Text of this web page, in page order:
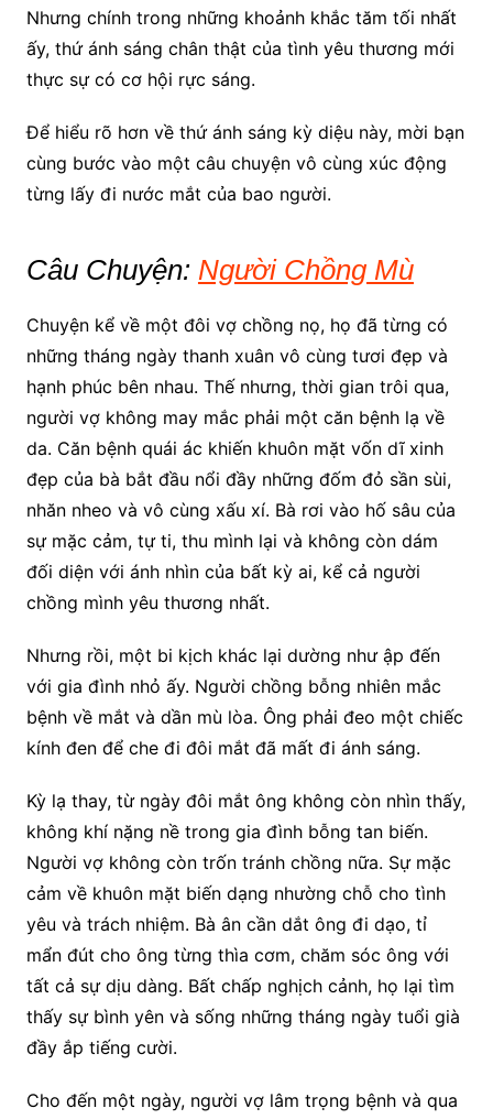
Nhưng chính trong những khoảnh khắc tăm tối nhất
ấy, thứ ánh sáng chân thật của tình yêu thương mới
thực sự có cơ hội rực sáng.
Để hiểu rõ hơn về thứ ánh sáng kỳ diệu này, mời bạn
cùng bước vào một câu chuyện vô cùng xúc động
từng lấy đi nước mắt của bao người.
Câu Chuyện: Người Chồng Mù
Chuyện kể về một đôi vợ chồng nọ, họ đã từng có
những tháng ngày thanh xuân vô cùng tươi đẹp và
hạnh phúc bên nhau. Thế nhưng, thời gian trôi qua,
người vợ không may mắc phải một căn bệnh lạ về
da. Căn bệnh quái ác khiến khuôn mặt vốn dĩ xinh
đẹp của bà bắt đầu nổi đầy những đốm đỏ sần sùi,
nhăn nheo và vô cùng xấu xí. Bà rơi vào hố sâu của
sự mặc cảm, tự ti, thu mình lại và không còn dám
đối diện với ánh nhìn của bất kỳ ai, kể cả người
chồng mình yêu thương nhất.
Nhưng rồi, một bi kịch khác lại dường như ập đến
với gia đình nhỏ ấy. Người chồng bỗng nhiên mắc
bệnh về mắt và dần mù lòa. Ông phải đeo một chiếc
kính đen để che đi đôi mắt đã mất đi ánh sáng.
Kỳ lạ thay, từ ngày đôi mắt ông không còn nhìn thấy,
không khí nặng nề trong gia đình bỗng tan biến.
Người vợ không còn trốn tránh chồng nữa. Sự mặc
cảm về khuôn mặt biến dạng nhường chỗ cho tình
yêu và trách nhiệm. Bà ân cần dắt ông đi dạo, tỉ
mẩn đút cho ông từng thìa cơm, chăm sóc ông với
tất cả sự dịu dàng. Bất chấp nghịch cảnh, họ lại tìm
thấy sự bình yên và sống những tháng ngày tuổi già
đầy ắp tiếng cười.
Cho đến một ngày, người vợ lâm trọng bệnh và qua